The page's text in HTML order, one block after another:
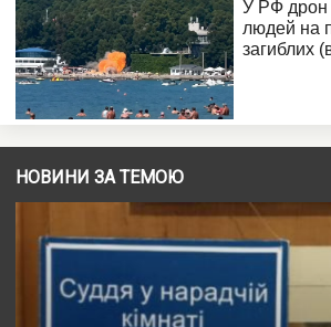
НОВИНИ ЗА ТЕМОЮ